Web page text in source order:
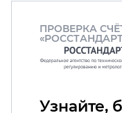
ПРОВЕРКА
Узнайте,